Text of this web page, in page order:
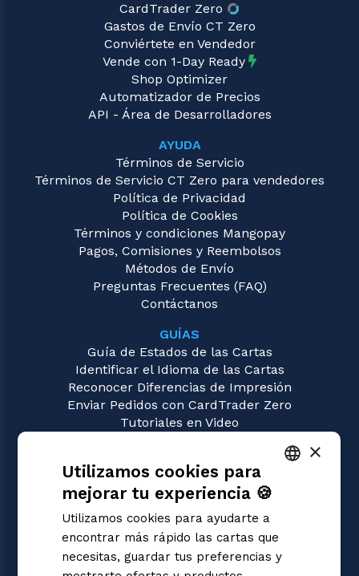
CardTrader Zero
Gastos de Envío CT Zero
Conviértete en Vendedor
Vende con 1-Day Ready
Shop Optimizer
Automatizador de Precios
API - Área de Desarrolladores
AYUDA
Términos de Servicio
Términos de Servicio CT Zero para vendedores
Política de Privacidad
Política de Cookies
Términos y condiciones Mangopay
Pagos, Comisiones y Reembolsos
Métodos de Envío
Preguntas Frecuentes (FAQ)
Contáctanos
GUÍAS
Guía de Estados de las Cartas
Identificar el Idioma de las Cartas
Reconocer Diferencias de Impresión
Enviar Pedidos con CardTrader Zero
Tutoriales en Video
Flesh and Blood
Magic: the Gathering
Pokémon
Yu-Gi-Oh!
Digimon
One Piece
ITALIAN
×
Utilizamos cookies para
mejorar tu experiencia 🍪
Utilizamos cookies para ayudarte a
encontrar más rápido las cartas que
necesitas, guardar tus preferencias y